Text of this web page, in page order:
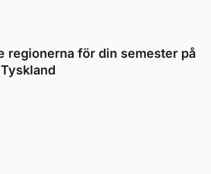
regionerna för din semester på